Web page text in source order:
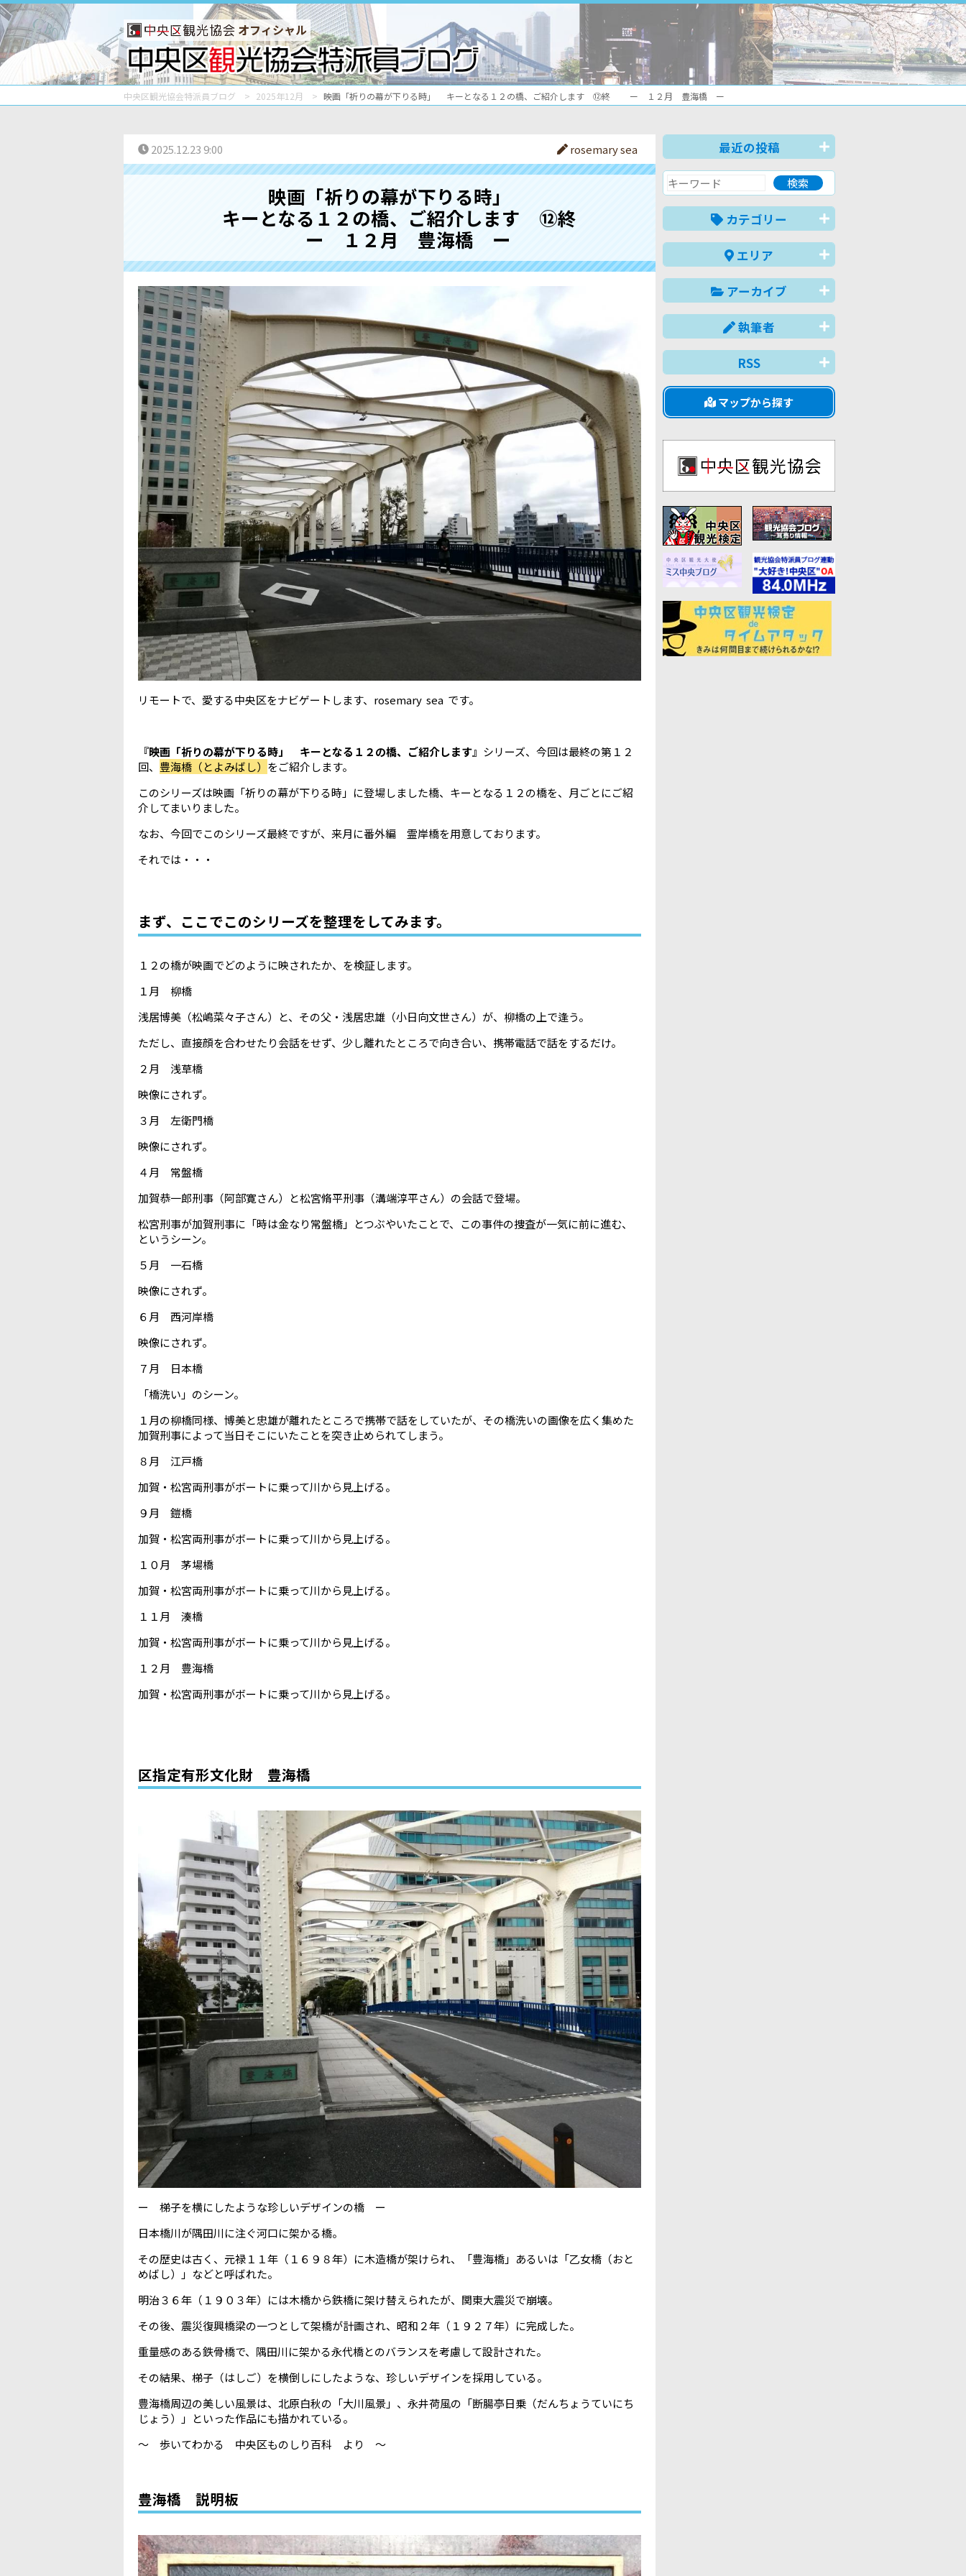
オフィシャル
中央区観光協会特派員ブログ 2025年12月 映画「祈りの幕が下りる時」 キーとなる１２の橋、ご紹介します ⑫終 ー １２月 豊海橋 ー
2025.12.23 9:00 rosemary sea
映画「祈りの幕が下りる時」
キーとなる１２の橋、ご紹介します ⑫終
ー １２月 豊海橋 ー
リモートで、愛する中央区をナビゲートします、rosemary sea です。
『映画「祈りの幕が下りる時」 キーとなる１２の橋、ご紹介します』 シリーズ、今回は最終の第１２
回、 豊海橋（とよみばし） をご紹介します。
このシリーズは映画「祈りの幕が下りる時」に登場しました橋、キーとなる１２の橋を、月ごとにご紹
介してまいりました。
なお、今回でこのシリーズ最終ですが、来月に番外編 霊岸橋を用意しております。
それでは・・・
まず、ここでこのシリーズを整理をしてみます。
１２の橋が映画でどのように映されたか、を検証します。
１月 柳橋
浅居博美（松嶋菜々子さん）と、その父・浅居忠雄（小日向文世さん）が、柳橋の上で逢う。
ただし、直接顔を合わせたり会話をせず、少し離れたところで向き合い、携帯電話で話をするだけ。
２月 浅草橋
映像にされず。
３月 左衛門橋
映像にされず。
４月 常盤橋
加賀恭一郎刑事（阿部寛さん）と松宮脩平刑事（溝端淳平さん）の会話で登場。
松宮刑事が加賀刑事に「時は金なり常盤橋」とつぶやいたことで、この事件の捜査が一気に前に進む、
というシーン。
５月 一石橋
映像にされず。
６月 西河岸橋
映像にされず。
７月 日本橋
「橋洗い」のシーン。
１月の柳橋同様、博美と忠雄が離れたところで携帯で話をしていたが、その橋洗いの画像を広く集めた
加賀刑事によって当日そこにいたことを突き止められてしまう。
８月 江戸橋
加賀・松宮両刑事がボートに乗って川から見上げる。
９月 鎧橋
加賀・松宮両刑事がボートに乗って川から見上げる。
１０月 茅場橋
加賀・松宮両刑事がボートに乗って川から見上げる。
１１月 湊橋
加賀・松宮両刑事がボートに乗って川から見上げる。
１２月 豊海橋
加賀・松宮両刑事がボートに乗って川から見上げる。
区指定有形文化財 豊海橋
ー 梯子を横にしたような珍しいデザインの橋 ー
日本橋川が隅田川に注ぐ河口に架かる橋。
その歴史は古く、元禄１１年（１６９８年）に木造橋が架けられ、「豊海橋」あるいは「乙女橋（おと
めばし）」などと呼ばれた。
明治３６年（１９０３年）には木橋から鉄橋に架け替えられたが、関東大震災で崩壊。
その後、震災復興橋梁の一つとして架橋が計画され、昭和２年（１９２７年）に完成した。
重量感のある鉄骨橋で、隅田川に架かる永代橋とのバランスを考慮して設計された。
その結果、梯子（はしご）を横倒しにしたような、珍しいデザインを採用している。
豊海橋周辺の美しい風景は、北原白秋の「大川風景」、永井荷風の「断腸亭日乗（だんちょうていにち
じょう）」といった作品にも描かれている。
～ 歩いてわかる 中央区ものしり百科 より ～
豊海橋 説明板
最近の投稿
カテゴリー
エリア
アーカイブ
執筆者
RSS
マップから探す